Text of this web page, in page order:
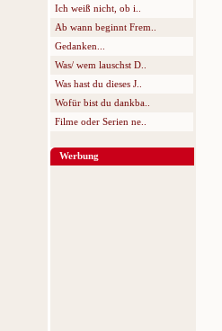
Ich weiß nicht, ob i..
Ab wann beginnt Frem..
Gedanken...
Was/ wem lauschst D..
Was hast du dieses J..
Wofür bist du dankba..
Filme oder Serien ne..
Werbung